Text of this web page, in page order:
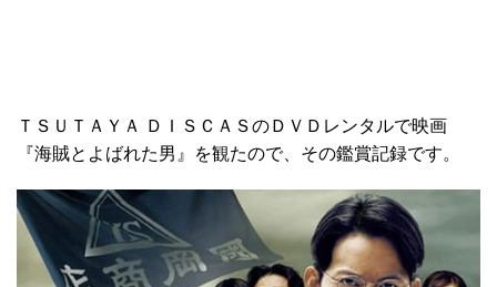
ＴＳＵＴＡＹＡ ＤＩＳＣＡＳのＤＶＤレンタルで映画
『海賊とよばれた男』を観たので、その鑑賞記録です。